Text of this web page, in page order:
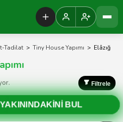
Tadilat > Tiny House Yapımı > Elâzığ
Filtrele
BUL